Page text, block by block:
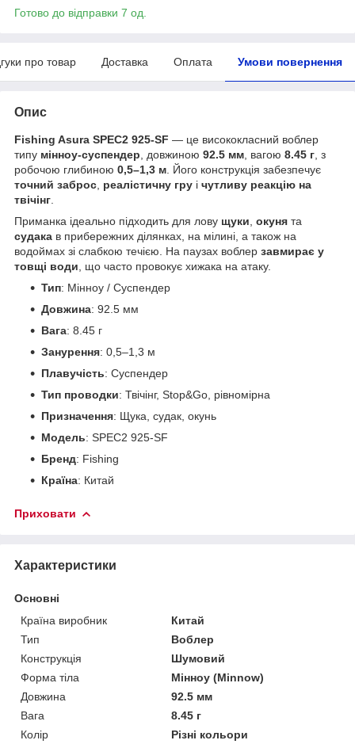
Готово до відправки 7 од.
про товар Доставка Оплата Умови повернення
Опис
Fishing Asura SPEC2 925-SF — це висококласний воблер
типу мінноу-суспендер , довжиною 92.5 мм , вагою 8.45 г , з
робочою глибиною 0,5–1,3 м . Його конструкція забезпечує
точний заброс реалістичну гру і чутливу реакцію на
твічінг
Приманка ідеально підходить для лову щуки окуня та
судака в прибережних ділянках, на мілині, а також на
водоймах зі слабкою течією. На паузах воблер завмирає у
товщі води , що часто провокує хижака на атаку.
Тип: Мінноу / Суспендер
Довжина: 92.5 мм
Вага: 8.45 г
Занурення: 0,5–1,3 м
Плавучість: Суспендер
Тип проводки: Твічінг, Stop&Go, рівномірна
Призначення: Щука, судак, окунь
Модель: SPEC2 925-SF
Бренд: Fishing
Країна: Китай
Приховати
Характеристики
Основні
Країна виробник
Китай
Тип
Воблер
Конструкція
Шумовий
Форма тіла
Мінноу (Minnow)
Довжина
92.5 мм
Вага
8.45 г
Колір
Різні кольори